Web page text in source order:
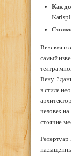
Как
Венская
самый
театра
Вену.
в стиле
человек
стоячие